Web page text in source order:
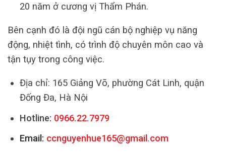
20 năm ở cương vị Thẩm Phán.
Bên cạnh đó là đội ngũ cán bộ nghiệp vụ năng
động, nhiệt tình, có trình độ chuyên môn cao và
tận tụy trong công việc.
Địa chỉ: 165 Giảng Võ, phường Cát Linh, quận
Đống Đa, Hà Nội
Hotline: 0966.22.7979
Email: ccnguyenhue165@gmail.com